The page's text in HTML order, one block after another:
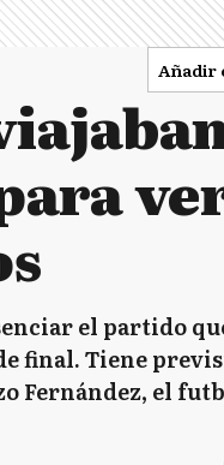
Añadir
el partido
final. Tiene
Fernández, el